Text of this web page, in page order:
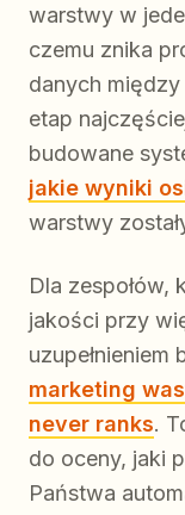
warstwy w
czemu znika
danych
etap
budowane
jakie wyniki
warstwy
Dla zespołów,
jakości przy
uzupełnieniem
marketing
never ranks.
do oceny, jaki
Państwa